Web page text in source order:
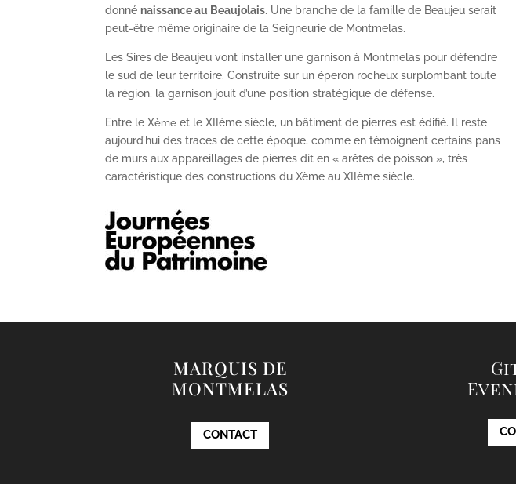
donné naissance au Beaujolais. Une branche de la famille de Beaujeu serait
peut-être même originaire de la Seigneurie de Montmelas.
Les Sires de Beaujeu vont installer une garnison à Montmelas pour défendre
le sud de leur territoire. Construite sur un éperon rocheux surplombant toute
la région, la garnison jouit d’une position stratégique de défense.
Entre le Xème et le XIIème siècle, un bâtiment de pierres est édifié. Il reste
aujourd’hui des traces de cette époque, comme en témoignent certains pans
de murs aux appareillages de pierres dit en « arêtes de poisson », très
caractéristique des constructions du Xème au XIIème siècle.
MARQUIS DE
MONTMELAS
CONTACT